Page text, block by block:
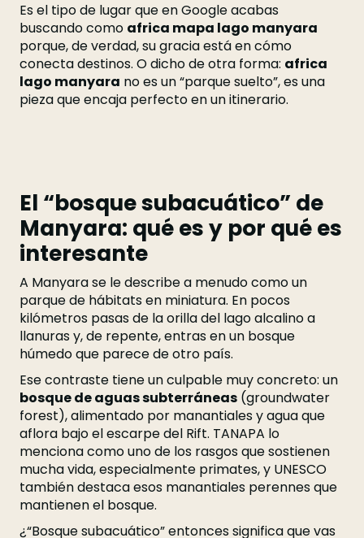
Es el tipo de lugar que en Google acabas
buscando como africa mapa lago manyara
porque, de verdad, su gracia está en cómo
conecta destinos. O dicho de otra forma: africa
lago manyara no es un “parque suelto”, es una
pieza que encaja perfecto en un itinerario.
El “bosque subacuático” de
Manyara: qué es y por qué es
interesante
A Manyara se le describe a menudo como un
parque de hábitats en miniatura. En pocos
kilómetros pasas de la orilla del lago alcalino a
llanuras y, de repente, entras en un bosque
húmedo que parece de otro país.
Ese contraste tiene un culpable muy concreto: un
bosque de aguas subterráneas (groundwater
forest), alimentado por manantiales y agua que
aflora bajo el escarpe del Rift. TANAPA lo
menciona como uno de los rasgos que sostienen
mucha vida, especialmente primates, y UNESCO
también destaca esos manantiales perennes que
mantienen el bosque.
¿“Bosque subacuático” entonces significa que vas